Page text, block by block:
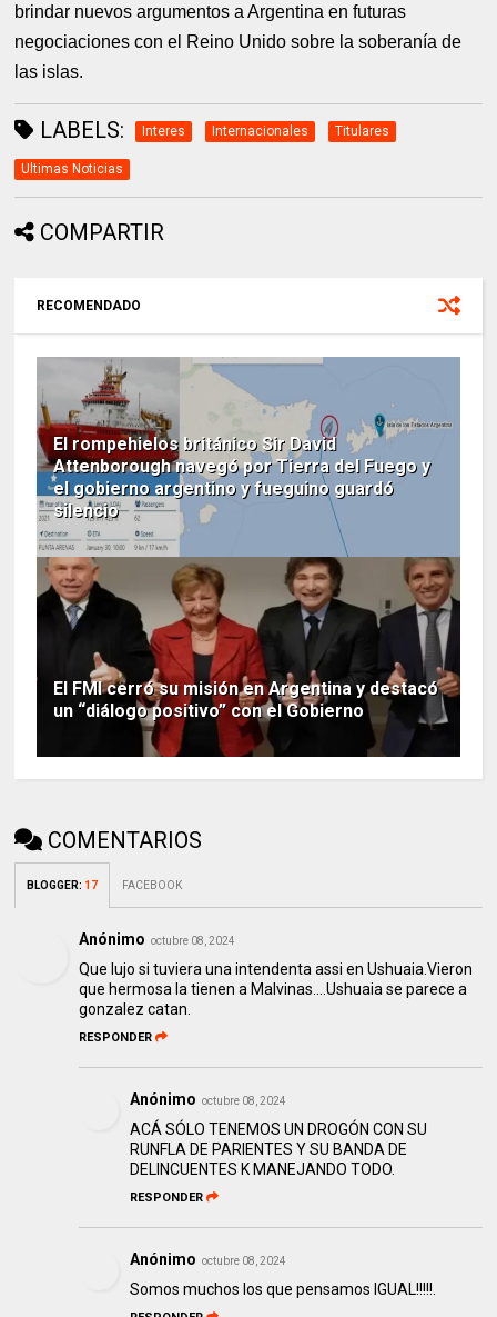
brindar nuevos argumentos a Argentina en futuras
negociaciones con el Reino Unido sobre la soberanía de
las islas.
LABELS: Interes Internacionales Titulares
Ultimas Noticias
COMPARTIR
RECOMENDADO
El rompehielos británico Sir David
Attenborough navegó por Tierra del Fuego y
el gobierno argentino y fueguino guardó
silencio
El FMI cerró su misión en Argentina y destacó
un “diálogo positivo” con el Gobierno
COMENTARIOS
BLOGGER: 17 FACEBOOK
Anónimo octubre 08, 2024
Que lujo si tuviera una intendenta assi en Ushuaia.Vieron
que hermosa la tienen a Malvinas....Ushuaia se parece a
gonzalez catan.
RESPONDER
Anónimo octubre 08, 2024
ACÁ SÓLO TENEMOS UN DROGÓN CON SU
RUNFLA DE PARIENTES Y SU BANDA DE
DELINCUENTES K MANEJANDO TODO.
RESPONDER
Anónimo octubre 08, 2024
Somos muchos los que pensamos IGUAL!!!!!.